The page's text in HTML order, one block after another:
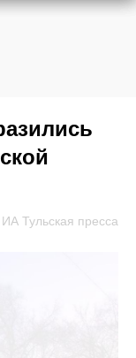
ИА Тульская пресса